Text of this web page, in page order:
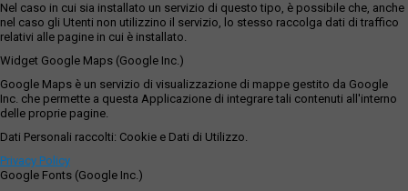
Nel caso in cui sia installato un servizio di questo tipo, è possibile che, anche
nel caso gli Utenti non utilizzino il servizio, lo stesso raccolga dati di traffico
relativi alle pagine in cui è installato.
Widget Google Maps (Google Inc.)
Google Maps è un servizio di visualizzazione di mappe gestito da Google
Inc. che permette a questa Applicazione di integrare tali contenuti all'interno
delle proprie pagine.
Dati Personali raccolti: Cookie e Dati di Utilizzo.
Privacy Policy
Google Fonts (Google Inc.)